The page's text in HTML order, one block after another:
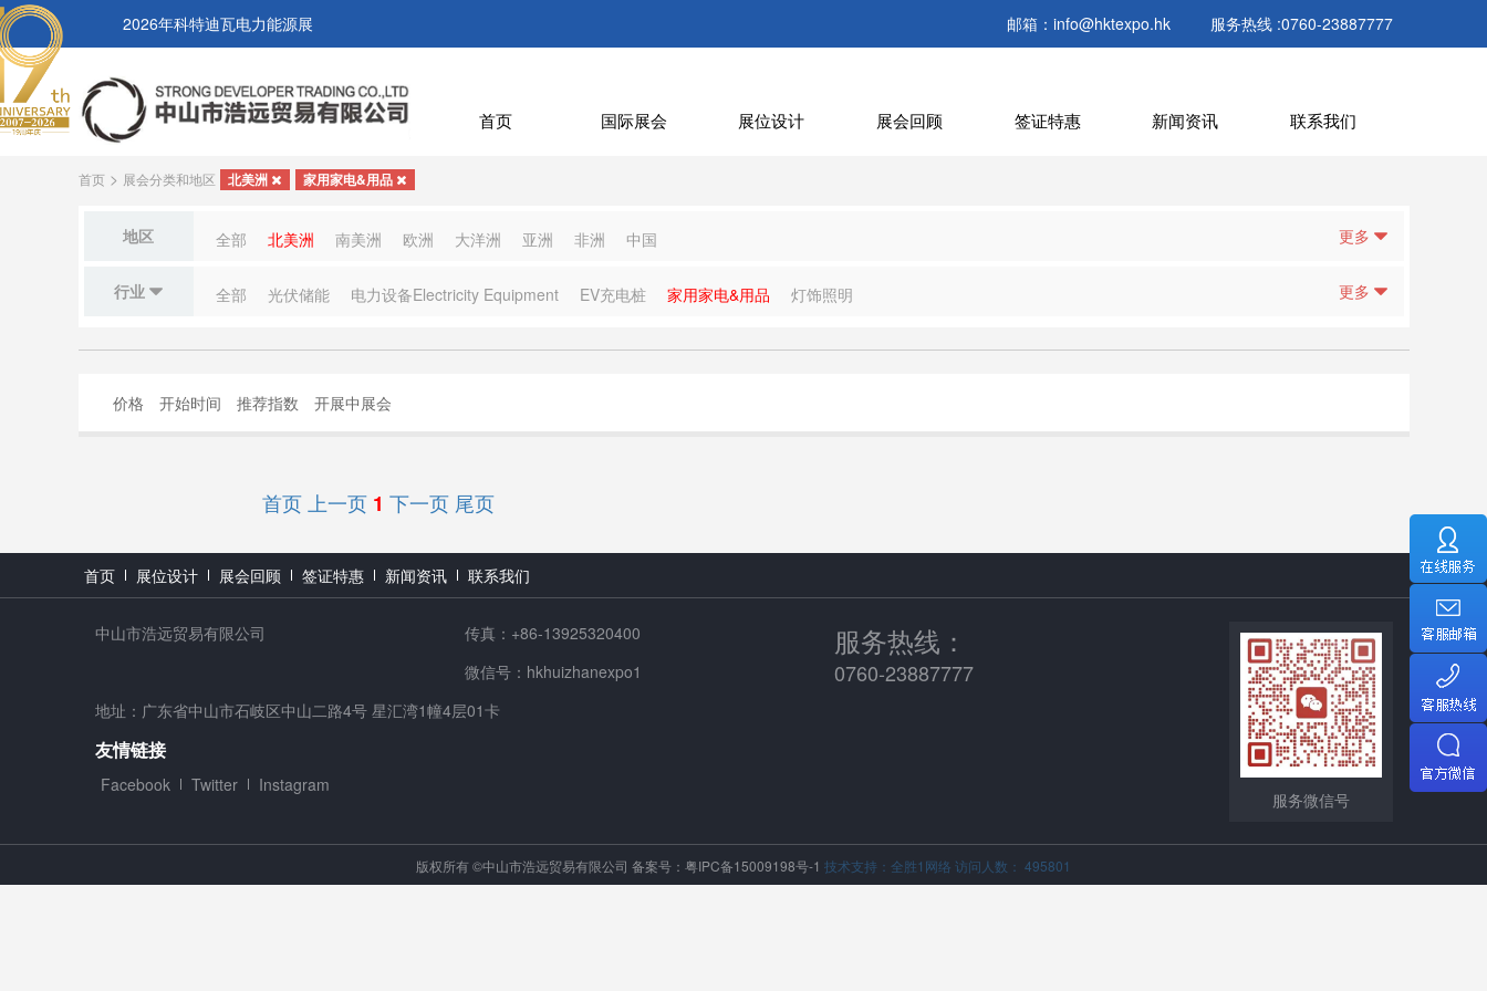
2026年科特迪瓦电力能源展 邮箱：info@hktexpo.hk 服务热线 :0760-23887777
首页 国际展会 展位设计 展会回顾 签证特惠 新闻资讯 联系我们
首页> 展会分类和地区 北美洲 家用家电&用品
地区 全部 北美洲 南美洲 欧洲 大洋洲 亚洲 非洲 中国 更多
行业 全部 光伏储能 电力设备Electricity Equipment EV充电桩 家用家电&用品 灯饰照明 更多
价格 开始时间 推荐指数 开展中展会
首页 上一页 1 下一页 尾页
首页 展位设计 展会回顾 签证特惠 新闻资讯 联系我们
中山市浩远贸易有限公司
传真：+86-13925320400
微信号：hkhuizhanexpo1
地址：广东省中山市石岐区中山二路4号 星汇湾1幢4层01卡
服务热线：
0760-23887777
友情链接
Facebook Twitter Instagram
服务微信号
版权所有 ©中山市浩远贸易有限公司 备案号：粤IPC备15009198号-1 技术支持：全胜1网络 访问人数： 495801